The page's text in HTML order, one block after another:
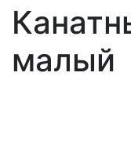
малый